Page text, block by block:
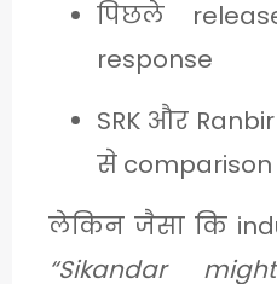
पिछले
response
SRK और
से comparison
लेकिन जैसा कि
“Sikandar